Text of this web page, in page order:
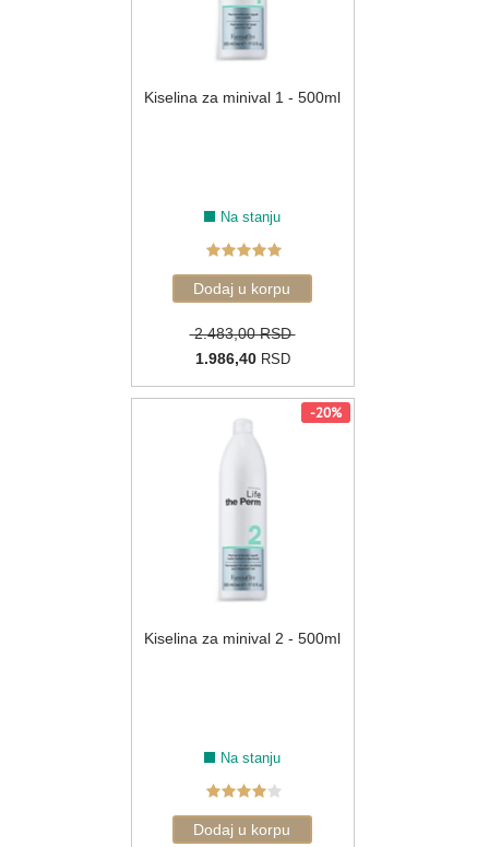
Kiselina za minival 1 - 500ml
Na stanju
2.483,00 RSD
1.986,40RSD
-20%
Kiselina za minival 2 - 500ml
Na stanju